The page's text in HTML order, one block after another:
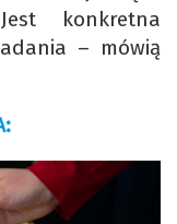
konkretna
– mówią